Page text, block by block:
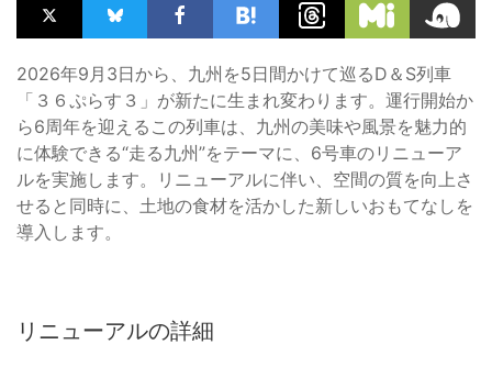
2026年9月3日から、九州を5日間かけて巡るD＆S列車
「３６ぷらす３」が新たに生まれ変わります。運行開始か
ら6周年を迎えるこの列車は、九州の美味や風景を魅力的
に体験できる“走る九州”をテーマに、6号車のリニューア
ルを実施します。リニューアルに伴い、空間の質を向上さ
せると同時に、土地の食材を活かした新しいおもてなしを
導入します。
リニューアルの詳細